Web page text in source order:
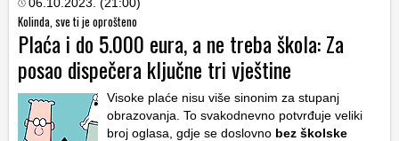
Kolinda, sve ti je oprošteno
Plaća i do 5.000 eura, a ne treba škola: Za
posao dispečera ključne tri vještine
Visoke plaće nisu više sinonim za stupanj
obrazovanja. To svakodnevno potvrđuje veliki
broj oglasa, gdje se doslovno bez školske